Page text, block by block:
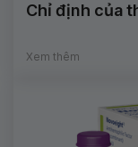
Chỉ định của
Xem thêm